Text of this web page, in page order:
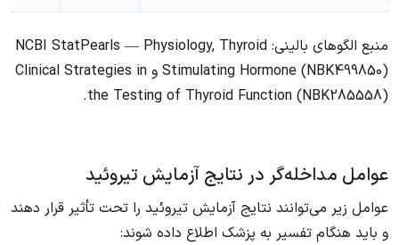
منبع الگوهای بالینی: NCBI StatPearls — Physiology, Thyroid
Stimulating Hormone (NBK499850) و Clinical Strategies in
the Testing of Thyroid Function (NBK285558).
عوامل مداخله‌گر در نتایج آزمایش تیروئید
عوامل زیر می‌توانند نتایج آزمایش تیروئید را تحت تأثیر قرار دهند
و باید هنگام تفسیر به پزشک اطلاع داده شوند: